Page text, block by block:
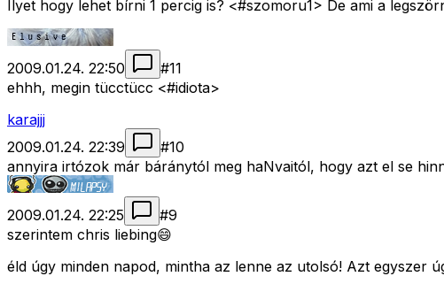
Ilyet hogy lehet bírni 1 percig is? <#szomoru1> De ami a
2009.01.24. 22:50 #11
ehhh, megin tücctücc <#idiota>
karajjj
2009.01.24. 22:39
#10
annyira irtózok már báránytól meg haNvaitól, hogy azt el se
2009.01.24. 22:25 #9
szerintem chris liebing😄
éld úgy minden napod, mintha az lenne az utolsó! Azt egyszer